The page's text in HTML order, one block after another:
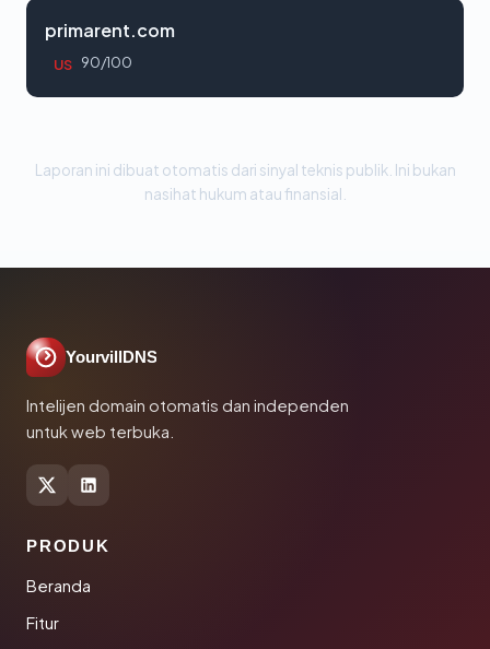
primarent.com
US 90/100
Laporan ini dibuat otomatis dari sinyal teknis publik. Ini bukan
nasihat hukum atau finansial.
YourvillDNS
Intelijen domain otomatis dan independen
untuk web terbuka.
PRODUK
Beranda
Fitur